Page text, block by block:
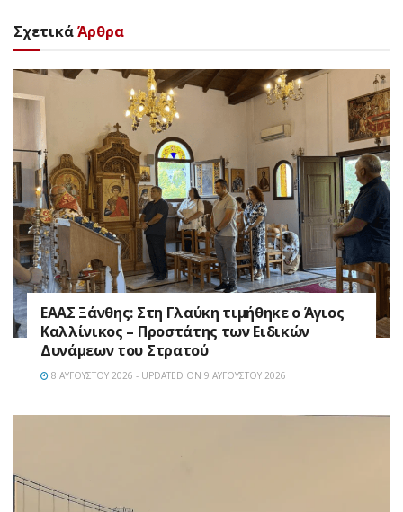
ΣχετικάΆρθρα
EAAΣ Ξάνθης: Στη Γλαύκη τιμήθηκε ο Άγιος
Καλλίνικος – Προστάτης των Ειδικών
Δυνάμεων του Στρατού
8 ΑΥΓΟΎΣΤΟΥ 2026 - UPDATED ON 9 ΑΥΓΟΎΣΤΟΥ 2026